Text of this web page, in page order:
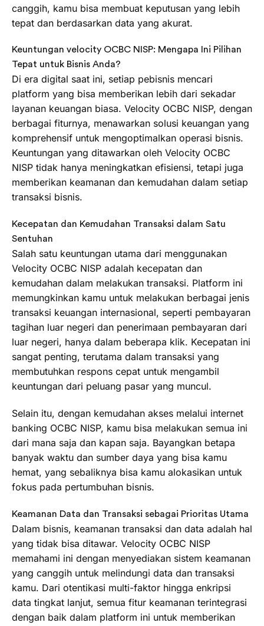
canggih, kamu bisa membuat keputusan yang lebih
tepat dan berdasarkan data yang akurat.
Keuntungan velocity OCBC NISP: Mengapa Ini Pilihan
Tepat untuk Bisnis Anda?
Di era digital saat ini, setiap pebisnis mencari
platform yang bisa memberikan lebih dari sekadar
layanan keuangan biasa. Velocity OCBC NISP, dengan
berbagai fiturnya, menawarkan solusi keuangan yang
komprehensif untuk mengoptimalkan operasi bisnis.
Keuntungan yang ditawarkan oleh Velocity OCBC
NISP tidak hanya meningkatkan efisiensi, tetapi juga
memberikan keamanan dan kemudahan dalam setiap
transaksi bisnis.
Kecepatan dan Kemudahan Transaksi dalam Satu
Sentuhan
Salah satu keuntungan utama dari menggunakan
Velocity OCBC NISP adalah kecepatan dan
kemudahan dalam melakukan transaksi. Platform ini
memungkinkan kamu untuk melakukan berbagai jenis
transaksi keuangan internasional, seperti pembayaran
tagihan luar negeri dan penerimaan pembayaran dari
luar negeri, hanya dalam beberapa klik. Kecepatan ini
sangat penting, terutama dalam transaksi yang
membutuhkan respons cepat untuk mengambil
keuntungan dari peluang pasar yang muncul.
Selain itu, dengan kemudahan akses melalui internet
banking OCBC NISP, kamu bisa melakukan semua ini
dari mana saja dan kapan saja. Bayangkan betapa
banyak waktu dan sumber daya yang bisa kamu
hemat, yang sebaliknya bisa kamu alokasikan untuk
fokus pada pertumbuhan bisnis.
Keamanan Data dan Transaksi sebagai Prioritas Utama
Dalam bisnis, keamanan transaksi dan data adalah hal
yang tidak bisa ditawar. Velocity OCBC NISP
memahami ini dengan menyediakan sistem keamanan
yang canggih untuk melindungi data dan transaksi
kamu. Dari otentikasi multi-faktor hingga enkripsi
data tingkat lanjut, semua fitur keamanan terintegrasi
dengan baik dalam platform ini untuk memberikan